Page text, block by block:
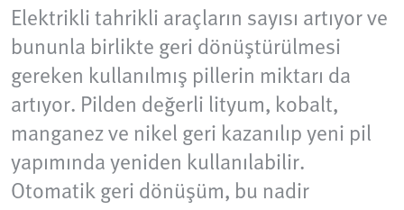
Elektrikli tahrikli araçların sayısı artıyor ve
bununla birlikte geri dönüştürülmesi
gereken kullanılmış pillerin miktarı da
artıyor. Pilden değerli lityum, kobalt,
manganez ve nikel geri kazanılıp yeni pil
yapımında yeniden kullanılabilir.
Otomatik geri dönüşüm, bu nadir